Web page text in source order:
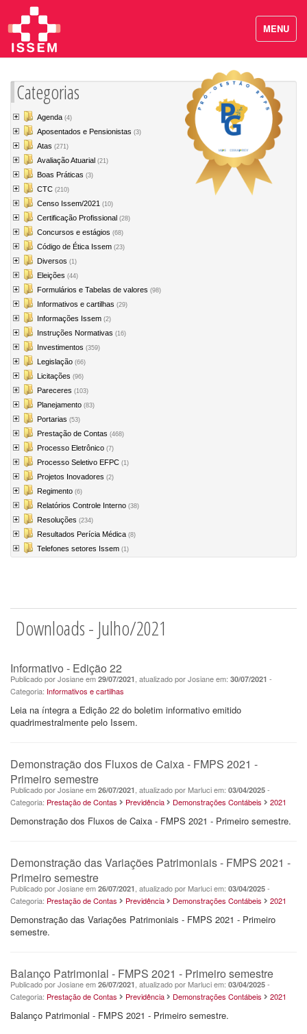
Categorias
Agenda (4)
Aposentados e Pensionistas (3)
Atas (271)
Avaliação Atuarial (21)
Boas Práticas (3)
CTC (210)
Censo Issem/2021 (10)
Certificação Profissional (28)
Concursos e estágios (68)
Código de Ética Issem (23)
Diversos (1)
Eleições (44)
Formulários e Tabelas de valores (98)
Informativos e cartilhas (29)
Informações Issem (2)
Instruções Normativas (16)
Investimentos (359)
Legislação (66)
Licitações (96)
Pareceres (103)
Planejamento (83)
Portarias (53)
Prestação de Contas (468)
Processo Eletrônico (7)
Processo Seletivo EFPC (1)
Projetos Inovadores (2)
Regimento (6)
Relatórios Controle Interno (38)
Resoluções (234)
Resultados Perícia Médica (8)
Telefones setores Issem (1)
Downloads - Julho/2021
Informativo - Edição 22
Publicado por Josiane em 29/07/2021 , atualizado por Josiane em: 30/07/2021 -
Categoria: Informativos e cartilhas
Leia na íntegra a Edição 22 do boletim informativo emitido
quadrimestralmente pelo Issem.
Demonstração dos Fluxos de Caixa - FMPS 2021 -
Primeiro semestre
Publicado por Josiane em 26/07/2021 , atualizado por Marluci em: 03/04/2025 -
Categoria: Prestação de Contas Previdência Demonstrações Contábeis 2021
Demonstração dos Fluxos de Caixa - FMPS 2021 - Primeiro semestre.
Demonstração das Variações Patrimoniais - FMPS 2021 -
Primeiro semestre
Publicado por Josiane em 26/07/2021 , atualizado por Marluci em: 03/04/2025 -
Categoria: Prestação de Contas Previdência Demonstrações Contábeis 2021
Demonstração das Variações Patrimoniais - FMPS 2021 - Primeiro
semestre.
Balanço Patrimonial - FMPS 2021 - Primeiro semestre
Publicado por Josiane em 26/07/2021 , atualizado por Marluci em: 03/04/2025 -
Categoria: Prestação de Contas Previdência Demonstrações Contábeis 2021
Balanço Patrimonial - FMPS 2021 - Primeiro semestre.
MENU